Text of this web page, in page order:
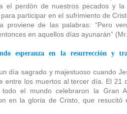
el perdón de nuestros pecados y
participar en el sufrimiento de
proviene de las palabras: “Pero
en aquellos días ayunarán”
esperanza en la resurrección y
día sagrado y majestuoso cuando
entre los muertos al tercer día. El 21
el mundo celebraron la Gran
en la gloria de Cristo, que